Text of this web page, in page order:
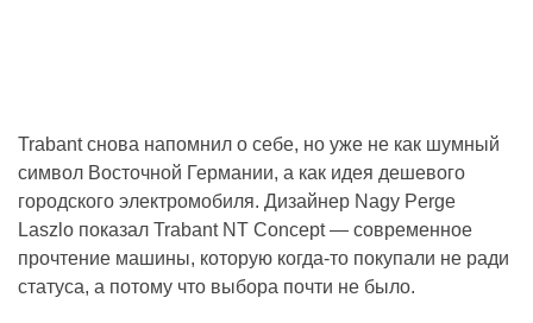
Trabant снова напомнил о себе, но уже не как шумный
символ Восточной Германии, а как идея дешевого
городского электромобиля. Дизайнер Nagy Perge
Laszlo показал Trabant NT Concept — современное
прочтение машины, которую когда-то покупали не ради
статуса, а потому что выбора почти не было.